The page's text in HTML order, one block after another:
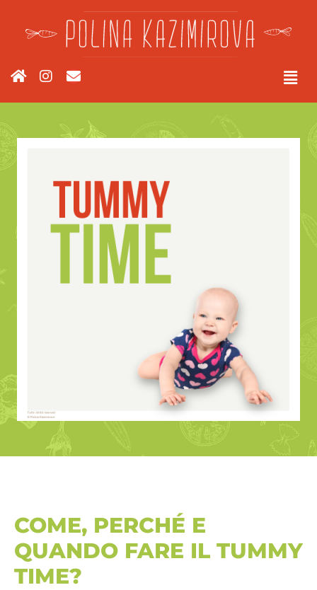
COME, PERCHÉ E
QUANDO FARE IL TUMMY
TIME?